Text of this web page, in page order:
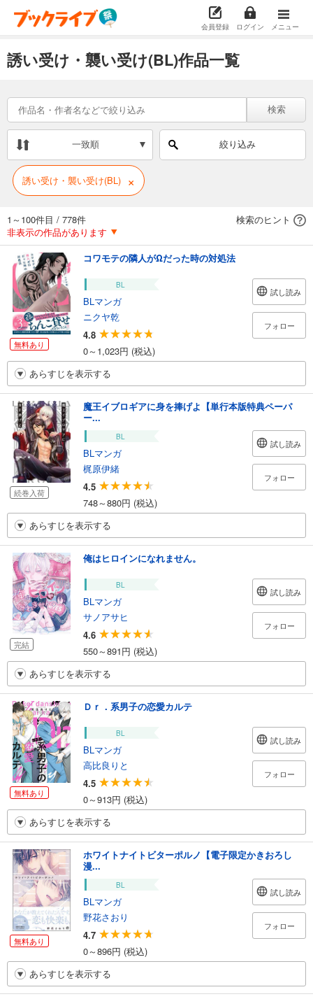
会員登録 ログイン メニュー
誘い受け・襲い受け(BL)作品一覧
検索
一致順 絞り込み
誘い受け・襲い受け(BL) ×
1～100件目 / 778件
検索のヒント
非表示の作品があります
無料あり
コワモテの隣人がΩだった時の対処法
BL
BLマンガ
ニクヤ乾
4.8
0～1,023円 (税込)
試し読み
フォロー
あらすじを表示する
続巻入荷
魔王イブロギアに身を捧げよ【単行本版特典ペーパ
ー...
BL
BLマンガ
梶原伊緒
4.5
748～880円 (税込)
試し読み
フォロー
あらすじを表示する
完結
俺はヒロインになれません。
BL
BLマンガ
サノアサヒ
4.6
550～891円 (税込)
試し読み
フォロー
あらすじを表示する
無料あり
Ｄｒ．系男子の恋愛カルテ
BL
BLマンガ
高比良りと
4.5
0～913円 (税込)
試し読み
フォロー
あらすじを表示する
無料あり
ホワイトナイトビターポルノ【電子限定かきおろし
漫...
BL
BLマンガ
野花さおり
4.7
0～896円 (税込)
試し読み
フォロー
あらすじを表示する